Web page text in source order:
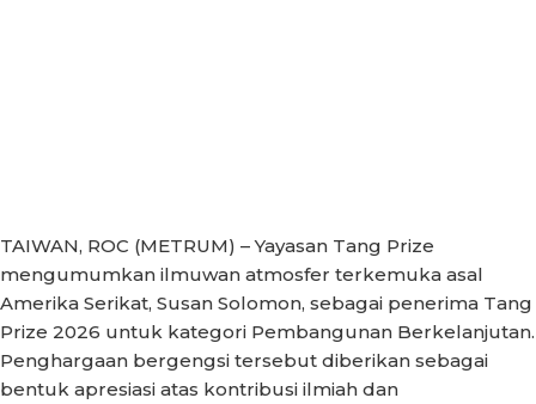
TAIWAN, ROC (METRUM) – Yayasan Tang Prize
mengumumkan ilmuwan atmosfer terkemuka asal
Amerika Serikat, Susan Solomon, sebagai penerima Tang
Prize 2026 untuk kategori Pembangunan Berkelanjutan.
Penghargaan bergengsi tersebut diberikan sebagai
bentuk apresiasi atas kontribusi ilmiah dan